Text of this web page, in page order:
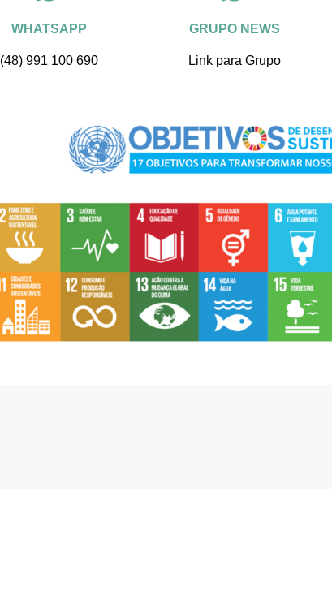
WHATSAPP
(48) 991 100 690
GRUPO NEWS
Link para Grupo